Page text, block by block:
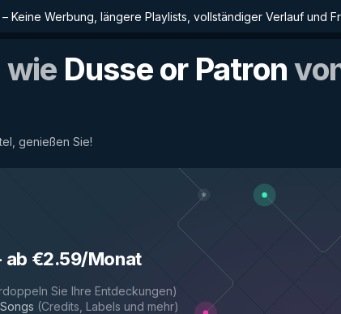
– Keine Werbung, längere Playlists, vollständiger Verlauf und
wie Dusse or Patron
genießen Sie!
ab €2.59/Monat
Sie Ihre Entdeckungen)
(Credits, Labels und mehr)